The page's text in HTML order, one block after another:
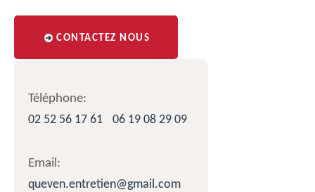
CONTACTEZ NOUS
Téléphone:
02 52 56 17 61
06 19 08 29 09
Email:
queven.entretien@gmail.com